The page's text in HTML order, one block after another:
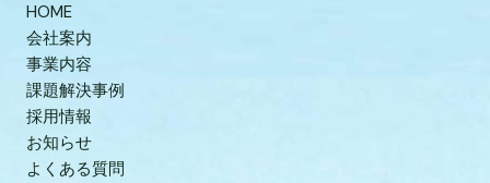
HOME
会社案内
事業内容
課題解決事例
採用情報
お知らせ
よくある質問